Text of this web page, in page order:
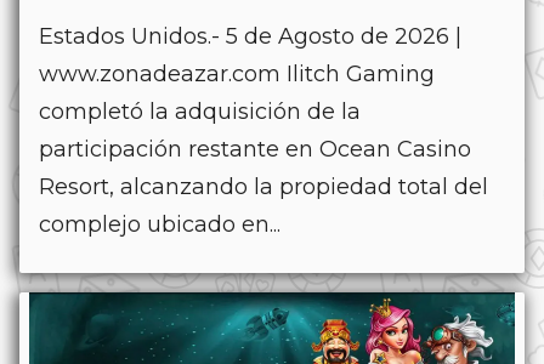
Estados Unidos.- 5 de Agosto de 2026 |
www.zonadeazar.com Ilitch Gaming
completó la adquisición de la
participación restante en Ocean Casino
Resort, alcanzando la propiedad total del
complejo ubicado en...